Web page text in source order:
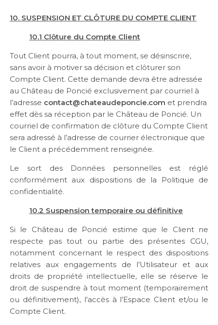
10. SUSPENSION ET CLÔTURE DU COMPTE CLIENT
10.1 Clôture du Compte Client
Tout Client pourra, à tout moment, se désinscrire,
sans avoir à motiver sa décision et clôturer son
Compte Client. Cette demande devra être adressée
au Château de Poncié exclusivement par courriel à
l’adresse contact@chateaudeponcie.com et prendra
effet dès sa réception par le Château de Poncié. Un
courriel de confirmation de clôture du Compte Client
sera adressé à l’adresse de courrier électronique que
le Client a précédemment renseignée.
Le sort des Données personnelles est réglé
conformément aux dispositions de la Politique de
confidentialité.
10.2 Suspension temporaire ou définitive
Si le Château de Poncié estime que le Client ne
respecte pas tout ou partie des présentes CGU,
notamment concernant le respect des dispositions
relatives aux engagements de l’Utilisateur et aux
droits de propriété intellectuelle, elle se réserve le
droit de suspendre à tout moment (temporairement
ou définitivement), l’accès à l’Espace Client et/ou le
Compte Client.